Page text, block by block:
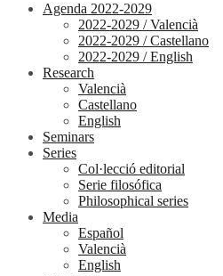
Agenda 2022-2029
2022-2029 / Valencià
2022-2029 / Castellano
2022-2029 / English
Research
Valencià
Castellano
English
Seminars
Series
Col·lecció editorial
Serie filosófica
Philosophical series
Media
Español
Valencià
English